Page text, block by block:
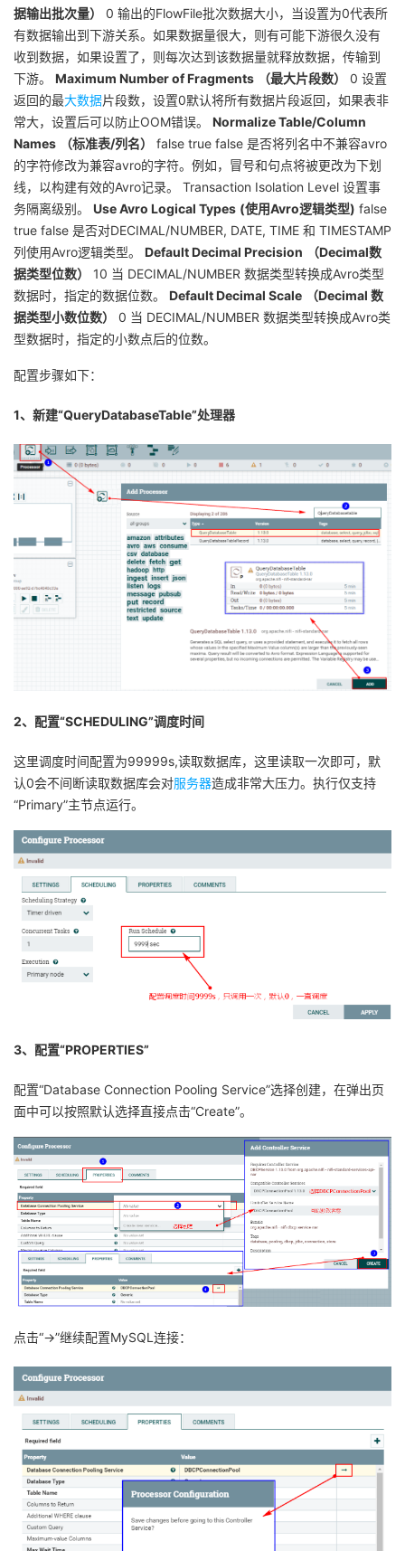
据输出批次量）
0 输出的FlowFile批次数据大小，当设置为0代表所
有数据输出到下游关系。如果数据量很大，则有可能下游很久没有
收到数据，如果设置了，则每次达到该数据量就释放数据，传输到
下游。 Maximum Number of Fragments （最大片段数）
0 设置
返回的最大数据片段数，设置0默认将所有数据片段返回，如果表非
常大，设置后可以防止OOM错误。 Normalize Table/Column
Names
（标准表/列名）
false true false 是否将列名中不兼容avro
的字符修改为兼容avro的字符。例如，冒号和句点将被更改为下划
线，以构建有效的Avro记录。 Transaction Isolation Level 设置事
务隔离级别。 Use Avro Logical Types (使用Avro逻辑类型) false
true false 是否对DECIMAL/NUMBER, DATE, TIME 和 TIMESTAMP
列使用Avro逻辑类型。 Default Decimal Precision
（Decimal数
据类型位数）
10 当 DECIMAL/NUMBER 数据类型转换成Avro类型
数据时，指定的数据位数。 Default Decimal Scale
（Decimal 数
据类型小数位数）
0 当 DECIMAL/NUMBER 数据类型转换成Avro类
型数据时，指定的小数点后的位数。
配置步骤如下：
1、新建“QueryDatabaseTable”处理器
2、配置“SCHEDULING”调度时间
这里调度时间配置为99999s,读取数据库，这里读取一次即可，默
认0会不间断读取数据库会对服务器造成非常大压力。执行仅支持
“Primary”主节点运行。
3、配置“PROPERTIES”
配置“Database Connection Pooling Service”选择创建，在弹出页
面中可以按照默认选择直接点击“Create”。
点击“->”继续配置MySQL连接：